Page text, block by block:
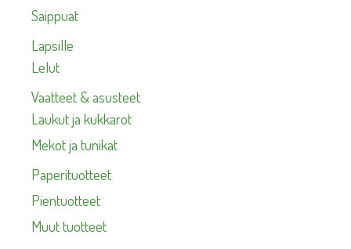
Saippuat
Lapsille
Lelut
Vaatteet & asusteet
Laukut ja kukkarot
Mekot ja tunikat
Paperituotteet
Pientuotteet
Muut tuotteet